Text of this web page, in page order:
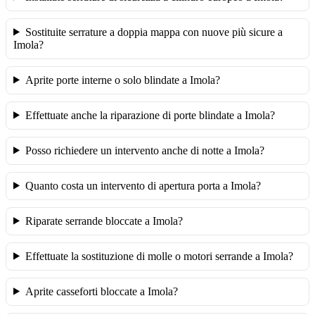
Sostituite serrature a doppia mappa con nuove più sicure a
Imola?
Aprite porte interne o solo blindate a Imola?
Effettuate anche la riparazione di porte blindate a Imola?
Posso richiedere un intervento anche di notte a Imola?
Quanto costa un intervento di apertura porta a Imola?
Riparate serrande bloccate a Imola?
Effettuate la sostituzione di molle o motori serrande a Imola?
Aprite casseforti bloccate a Imola?